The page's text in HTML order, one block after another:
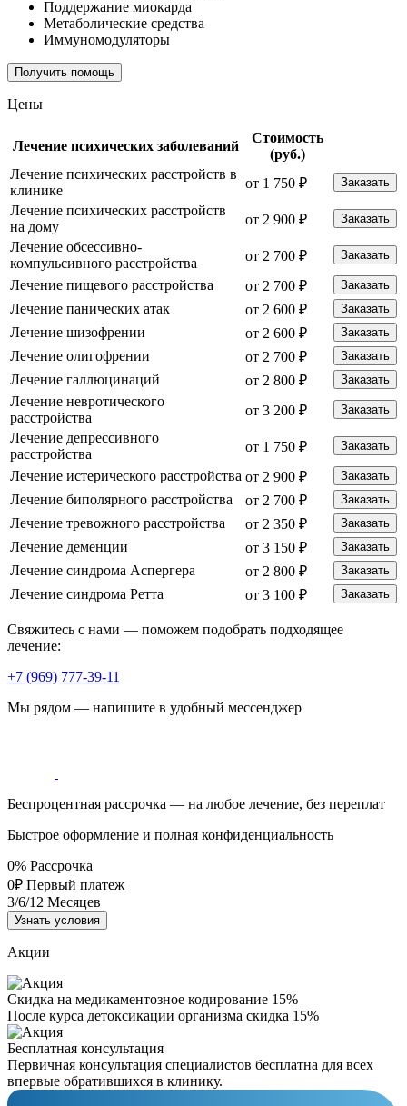
Поддержание миокарда
Метаболические средства
Иммуномодуляторы
Получить помощь
Цены
Лечение психических заболеваний
Стоимость
(руб.)
Лечение психических расстройств в
клинике
от 1 750 ₽ Заказать
Лечение психических расстройств
на дому
от 2 900 ₽ Заказать
Лечение обсессивно-
компульсивного расстройства
от 2 700 ₽ Заказать
Лечение пищевого расстройства от 2 700 ₽ Заказать
Лечение панических атак от 2 600 ₽ Заказать
Лечение шизофрении от 2 600 ₽ Заказать
Лечение олигофрении от 2 700 ₽ Заказать
Лечение галлюцинаций от 2 800 ₽ Заказать
Лечение невротического
расстройства
от 3 200 ₽ Заказать
Лечение депрессивного
расстройства
от 1 750 ₽ Заказать
Лечение истерического расстройства от 2 900 ₽ Заказать
Лечение биполярного расстройства от 2 700 ₽ Заказать
Лечение тревожного расстройства от 2 350 ₽ Заказать
Лечение деменции от 3 150 ₽ Заказать
Лечение синдрома Аспергера от 2 800 ₽ Заказать
Лечение синдрома Ретта от 3 100 ₽ Заказать
Свяжитесь с нами — поможем подобрать подходящее
лечение:
+7 (969) 777-39-11
Мы рядом — напишите в удобный мессенджер
Беспроцентная рассрочка — на любое лечение, без переплат
Быстрое оформление и полная конфиденциальность
0% Рассрочка
0₽ Первый платеж
3/6/12 Месяцев
Узнать условия
Акции
Скидка на медикаментозное кодирование 15%
После курса детоксикации организма скидка 15%
Бесплатная консультация
Первичная консультация специалистов бесплатна для всех
впервые обратившихся в клинику.